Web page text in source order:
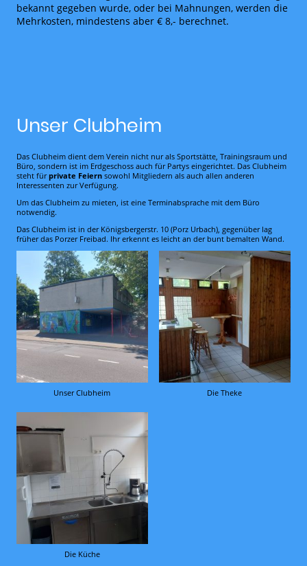
bekannt gegeben wurde, oder bei Mahnungen, werden die
Mehrkosten, mindestens aber € 8,- berechnet.
Unser Clubheim
Das Clubheim dient dem Verein nicht nur als Sportstätte, Trainingsraum und
Büro, sondern ist im Erdgeschoss auch für Partys eingerichtet. Das Clubheim
steht fürprivate Feiern sowohl Mitgliedern als auch allen anderen
Interessenten zur Verfügung.
Um das Clubheim zu mieten, ist eine Terminabsprache mit dem Büro
notwendig.
Das Clubheim ist in der Königsbergerstr. 10 (Porz Urbach), gegenüber lag
früher das Porzer Freibad. Ihr erkennt es leicht an der bunt bemalten Wand.
Unser Clubheim Die Theke
Die Küche